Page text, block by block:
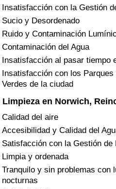
Insatisfacción con la Gestión
Sucio y Desordenado
Ruido y Contaminación
Contaminación del Agua
Insatisfacción al pasar tiempo
Insatisfacción con los Parques
Verdes de la ciudad
Limpieza en Norwich,
Calidad del aire
Accesibilidad y Calidad del
Satisfacción con la Gestión de
Limpia y ordenada
Tranquilo y sin problemas con
nocturnas
Índice de criminalidad por
Sanidad
Índice de Sanidad (Actual)
Índice de Sanidad
Índice de Sanidad por País
Contaminación
Índice de Contaminación
Índice de contaminación